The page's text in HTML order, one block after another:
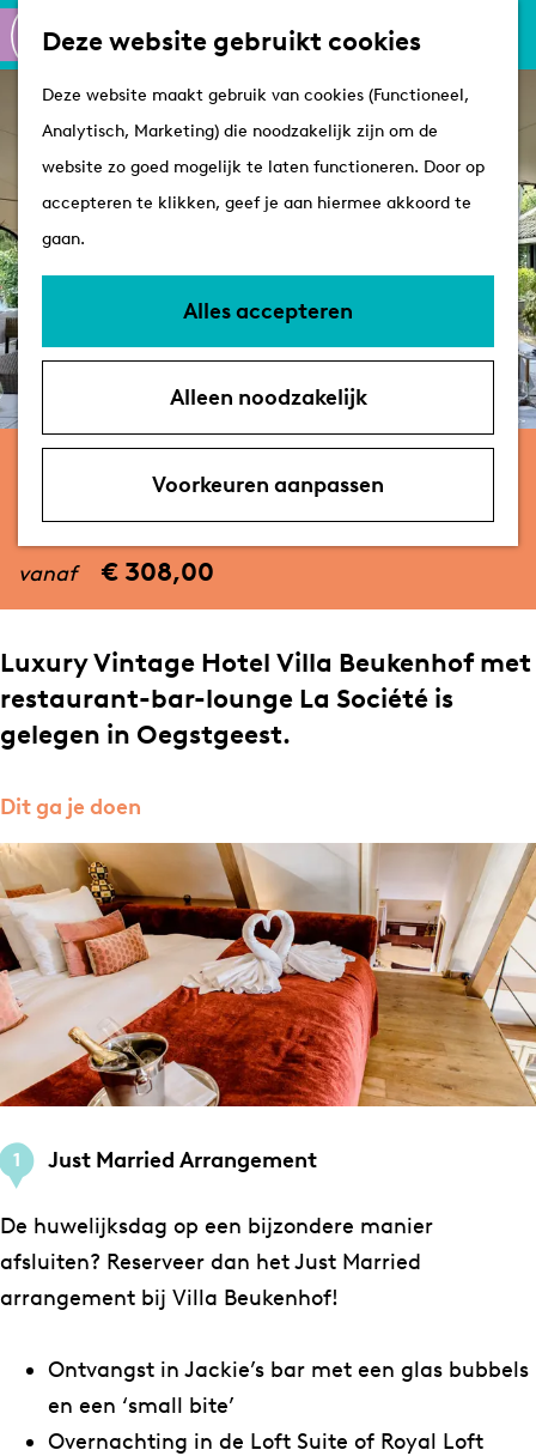
Deze website gebruikt cookies
Deze website maakt gebruik van cookies (Functioneel,
Analytisch, Marketing) die noodzakelijk zijn om de
website zo goed mogelijk te laten functioneren. Door op
accepteren te klikken, geef je aan hiermee akkoord te
gaan.
Alles accepteren
Alleen noodzakelijk
Voorkeuren aanpassen
a
a
r
d
e
h
o
K
a
r
t
Z
e
k
e
n
e
n
u
Routes
Winkelen
Plan je bezoek
Tips
Arrangementen
parkeren
Beukenhof
vanaf € 308,00
Luxury Vintage Hotel Villa Beukenhof met
restaurant-bar-lounge La Société is
gelegen in Oegstgeest.
Dit ga je doen
1 Just Married Arrangement
De huwelijksdag op een bijzondere manier
afsluiten? Reserveer dan het Just Married
arrangement bij Villa Beukenhof!
Ontvangst in Jackie’s bar met een glas bubbels
en een ‘small bite’
Overnachting in de Loft Suite of Royal Loft